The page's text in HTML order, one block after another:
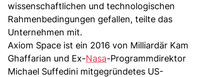
wissenschaftlichen und technologischen
Rahmenbedingungen gefallen, teilte das
Unternehmen mit.
Axiom Space ist ein 2016 von Milliardär Kam
Ghaffarian und Ex-Nasa-Programmdirektor
Michael Suffedini mitgegründetes US-